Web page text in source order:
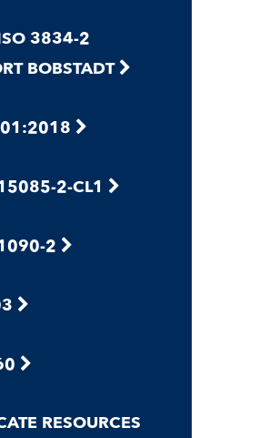
3834-2
BOBSTADT
2-CL1
2
RESOURCES